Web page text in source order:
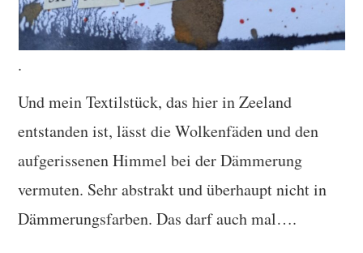
.
Und mein Textilstück, das hier in Zeeland
entstanden ist, lässt die Wolkenfäden und den
aufgerissenen Himmel bei der Dämmerung
vermuten. Sehr abstrakt und überhaupt nicht in
Dämmerungsfarben. Das darf auch mal….